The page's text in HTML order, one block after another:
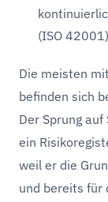
(ISO
Die meisten
befinden sich
Der Sprung
ein
weil er die
und bereits für